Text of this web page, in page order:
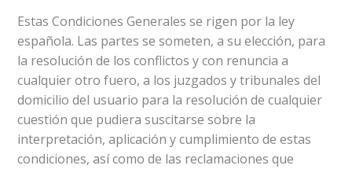
Estas Condiciones Generales se rigen por la ley
española. Las partes se someten, a su elección, para
la resolución de los conflictos y con renuncia a
cualquier otro fuero, a los juzgados y tribunales del
domicilio del usuario para la resolución de cualquier
cuestión que pudiera suscitarse sobre la
interpretación, aplicación y cumplimiento de estas
condiciones, así como de las reclamaciones que